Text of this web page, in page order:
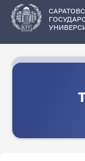
основному
содержанию